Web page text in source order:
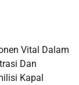
Vital Dalam
Dan
Kapal